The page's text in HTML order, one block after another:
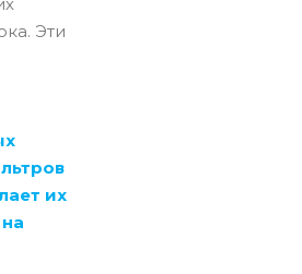
Эти
их